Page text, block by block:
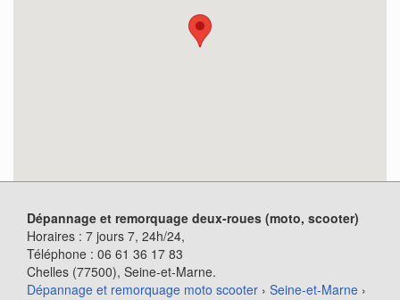
Dépannage et remorquage deux-roues (moto, scooter)
Horaires : 7 jours 7, 24h/24,
Téléphone : 06 61 36 17 83
Chelles (77500), Seine-et-Marne.
Dépannage et remorquage moto scooter › Seine-et-Marne ›